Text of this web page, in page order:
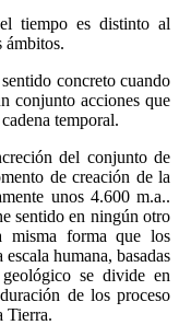
tiempo es distinto al
ámbitos.
concreto cuando
conjunto acciones que
temporal.
del conjunto de
de creación de la
unos 4.600 m.a..
sentido en ningún otro
forma que los
humana, basadas
se divide en
de los proceso
Tierra.